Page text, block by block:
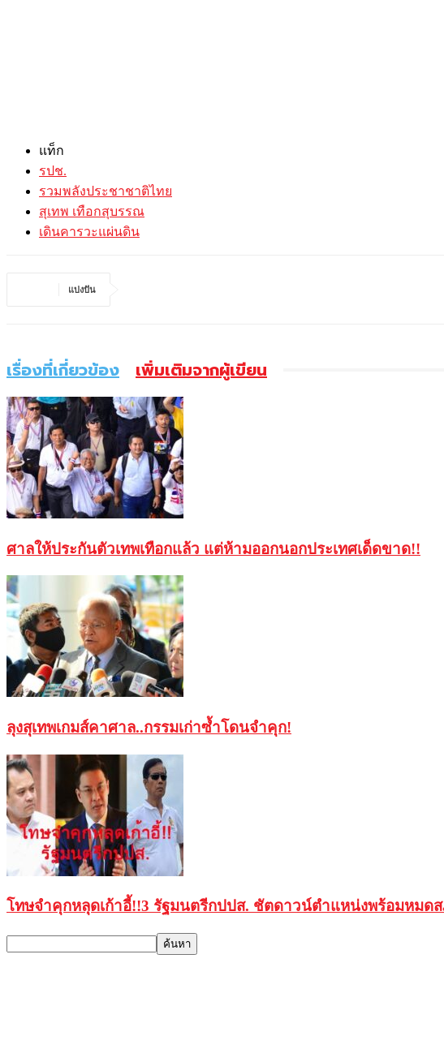
แท็ก
รปช.
รวมพลังประชาชาติไทย
สุเทพ เทือกสุบรรณ
เดินคารวะแผ่นดิน
แบ่งปัน
เรื่องที่เกี่ยวข้อง เพิ่มเติมจากผู้เขียน
ศาลให้ประกันตัวเทพเทือกแล้ว แต่ห้ามออกนอกประเทศเด็ดขาด!!
ลุงสุเทพเกมส์คาศาล..กรรมเก่าซ้ำโดนจำคุก!
โทษจำคุกหลุดเก้าอี้!!3 รัฐมนตรีกปปส. ชัตดาวน์ตำแหน่งพร้อมหมด